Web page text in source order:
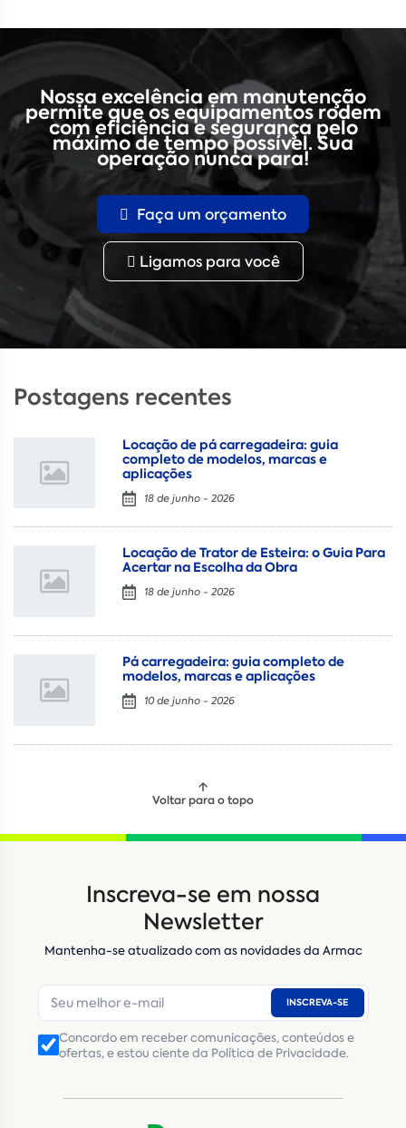
Nossa excelência em manutenção
permite que os equipamentos rodem
com eficiência e segurança pelo
máximo de tempo possível. Sua
operação nunca para!
Faça um orçamento
Ligamos para você
Postagens recentes
Locação de pá carregadeira: guia
completo de modelos, marcas e
aplicações
18 de junho - 2026
Locação de Trator de Esteira: o Guia Para
Acertar na Escolha da Obra
18 de junho - 2026
Pá carregadeira: guia completo de
modelos, marcas e aplicações
10 de junho - 2026
Voltar para o topo
Inscreva-se em nossa
Newsletter
Mantenha-se atualizado com as novidades da Armac
INSCREVA-SE
Concordo em receber comunicações, conteúdos e
ofertas, e estou ciente da Política de Privacidade.
Locação Compra de seminovos
E-mail*
Número de telefone
CNPJ Inscrição Estadual(Produtor Rural)
CNPJ da empresa/ CPF - Produtor rural*